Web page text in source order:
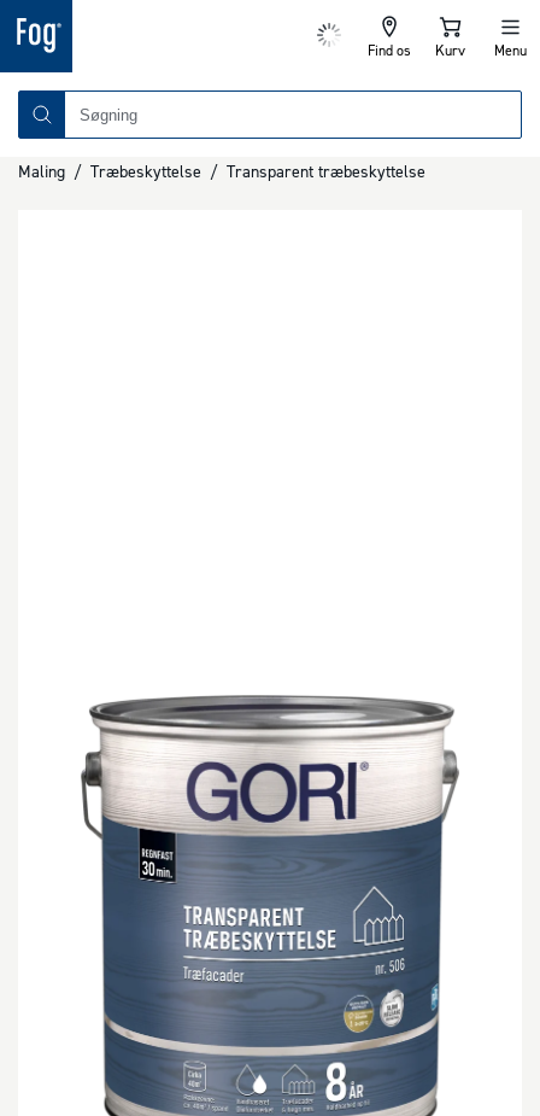
Find os Kurv Menu
Maling / Træbeskyttelse / Transparent træbeskyttelse